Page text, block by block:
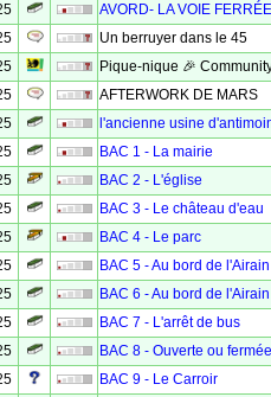
AVORD- LA VOIE
Un berruyer dans le 45
Pique-nique 🎉
AFTERWORK DE MARS
l'ancienne usine
BAC 1 - La mairie
BAC 2 - L'église
BAC 3 - Le château d'eau
BAC 4 - Le parc
BAC 5 - Au bord de
BAC 6 - Au bord de
BAC 7 - L'arrêt de bus
BAC 8 - Ouverte ou
BAC 9 - Le Carroir